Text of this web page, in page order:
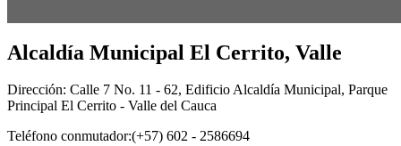
Alcaldía Municipal El Cerrito, Valle
Dirección: Calle 7 No. 11 - 62, Edificio Alcaldía Municipal, Parque
Principal El Cerrito - Valle del Cauca
Teléfono conmutador:(+57) 602 - 2586694